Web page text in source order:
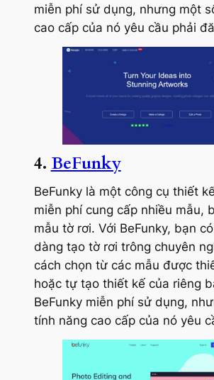
miễn phí sử dụng, nhưng một
cao cấp của nó yêu cầu phải
4. BeFunky
BeFunky là một công cụ thiết
miễn phí cung cấp nhiều mẫu,
mẫu tờ rơi. Với BeFunky, bạn
dàng tạo tờ rơi trông chuyên
cách chọn từ các mẫu được
hoặc tự tạo thiết kế của riêng
BeFunky miễn phí sử dụng,
tính năng cao cấp của nó yêu